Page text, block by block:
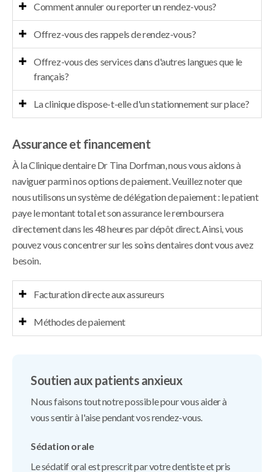
Comment annuler ou reporter un rendez-vous?
Offrez-vous des rappels de rendez-vous?
Offrez-vous des services dans d'autres langues que le
français?
La clinique dispose-t-elle d'un stationnement sur place?
Assurance et financement
À laClinique dentaire Dr Tina Dorfman, nous vous aidons à
naviguer parmi nos options de paiement. Veuillez noter que
nous utilisons un système de délégation de paiement : le patient
paye le montant total et son assurance le remboursera
directement dans les 48 heures par dépôt direct. Ainsi, vous
pouvez vous concentrer sur les soins dentaires dont vous avez
besoin.
Facturation directe aux assureurs
Méthodes de paiement
Soutien aux patients anxieux
Nous faisons tout notre possible pour vous aider à
vous sentir à l'aise pendant vos rendez-vous.
Sédation orale
Le sédatif oral est prescrit par votre dentiste et pris